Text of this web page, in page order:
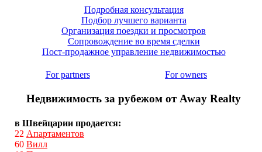
Подробная консультация
Подбор лучшего варианта
Организация поездки и просмотров
Сопровождение во время сделки
Пост-продажное управление недвижимостью
For partners For owners
Недвижимость за рубежом от Away Realty
в Швейцарии продается:
22 Апартаментов
60 Вилл